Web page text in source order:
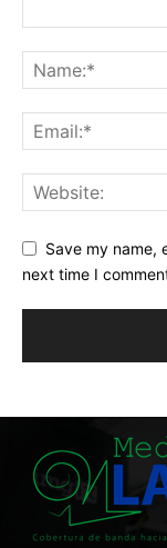
Save my name,
next time I